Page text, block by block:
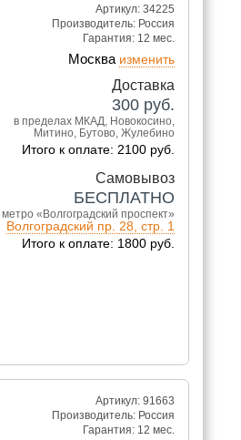
Артикул: 34225
Производитель: Россия
Гарантия: 12 мес.
Москва изменить
Доставка
300 руб.
в пределах МКАД, Новокосино,
Митино, Бутово, Жулебино
Итого к оплате: 2100 руб.
Самовывоз
БЕСПЛАТНО
метро «Волгоградский проспект»
Волгоградский пр. 28, стр. 1
Итого к оплате: 1800 руб.
Артикул: 91663
Производитель: Россия
Гарантия: 12 мес.